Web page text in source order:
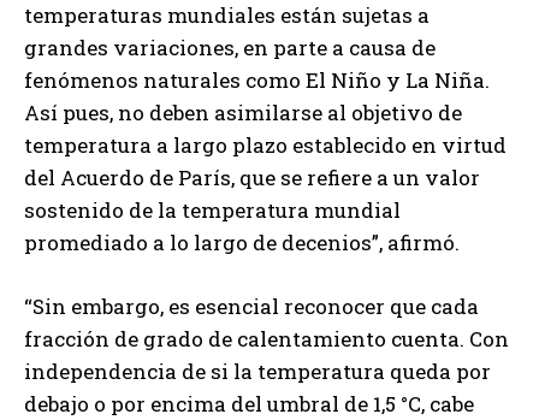
temperaturas mundiales están sujetas a
grandes variaciones, en parte a causa de
fenómenos naturales como El Niño y La Niña.
Así pues, no deben asimilarse al objetivo de
temperatura a largo plazo establecido en virtud
del Acuerdo de París, que se refiere a un valor
sostenido de la temperatura mundial
promediado a lo largo de decenios”, afirmó.
“Sin embargo, es esencial reconocer que cada
fracción de grado de calentamiento cuenta. Con
independencia de si la temperatura queda por
debajo o por encima del umbral de 1,5 °C, cabe